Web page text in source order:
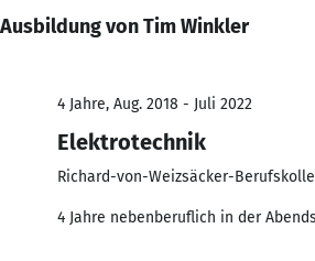
Ausbildung von Tim Winkler
4 Jahre, Aug. 2018 - Juli 2022
Elektrotechnik
Richard-von-Weizsäcker-
4 Jahre nebenberuflich in der